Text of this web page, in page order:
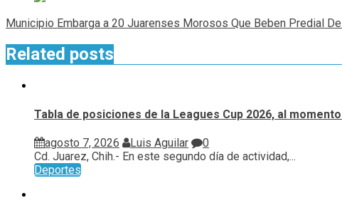
Municipio Embarga a 20 Juarenses Morosos Que Beben Predial
Related posts
Tabla de posiciones de la Leagues Cup 2026, al
agosto 7, 2026 Luis Aguilar
0
Cd. Juarez, Chih.- En este segundo día de actividad,...
Deportes